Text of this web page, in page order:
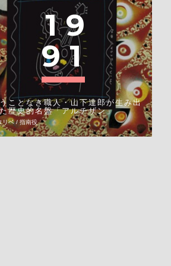
1 9
9 1
ことなき職人・山下達郎が生み出
歴史的名盤「アルチザン」
リベ / 指南役